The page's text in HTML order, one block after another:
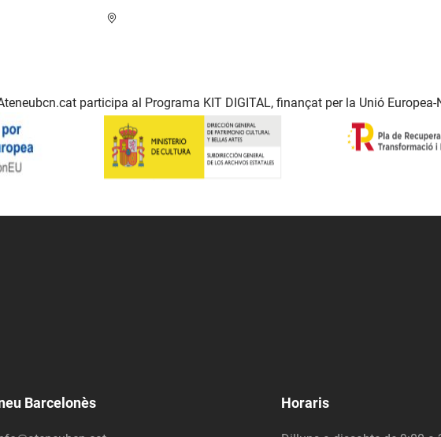
participa al Programa KIT DIGITAL, finançat per la Unió Europea-
Barcelonès Horaris